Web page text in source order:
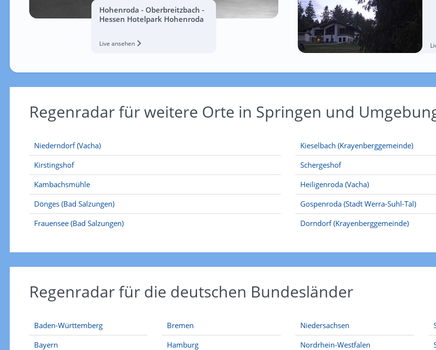
Hohenroda - Oberbreitzbach -
Hessen Hotelpark Hohenroda
Live ansehen
Regenradar für weitere Orte in Springen und
Niederndorf (Vacha)
Kirstingshof
Kambachsmühle
Dönges (Bad Salzungen)
Frauensee (Bad Salzungen)
Kieselbach (Krayenberggemeinde)
Schergeshof
Heiligenroda (Vacha)
Gospenroda (Stadt Werra-Suhl-Tal)
Dorndorf (Krayenberggemeinde)
Regenradar für die deutschen Bundesländer
Baden-Württemberg
Bayern
Bremen
Hamburg
Niedersachsen
Nordrhein-Westfalen